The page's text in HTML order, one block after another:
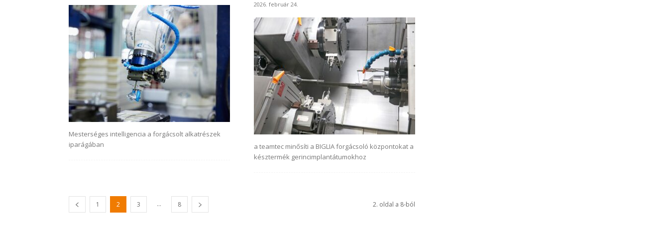
Mesterséges intelligencia a forgácsolt alkatrészek
iparágában
2026. február 24.
a teamtec minősíti a BIGLIA forgácsoló központokat a
késztermék gerincimplantátumokhoz
1 2 3 ... 8 2. oldal a 8-ból